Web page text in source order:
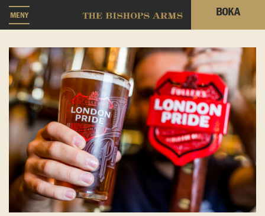
MENY BOKA